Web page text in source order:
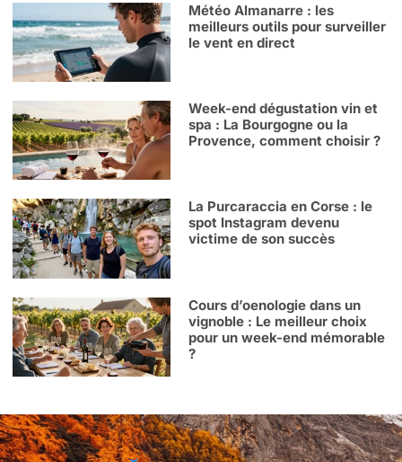
Météo Almanarre : les
meilleurs outils pour surveiller
le vent en direct
Week-end dégustation vin et
spa : La Bourgogne ou la
Provence, comment choisir ?
La Purcaraccia en Corse : le
spot Instagram devenu
victime de son succès
Cours d’oenologie dans un
vignoble : Le meilleur choix
pour un week-end mémorable
?